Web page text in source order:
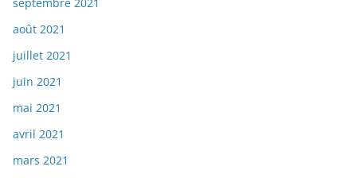
août 2021
juillet 2021
juin 2021
mai 2021
avril 2021
mars 2021